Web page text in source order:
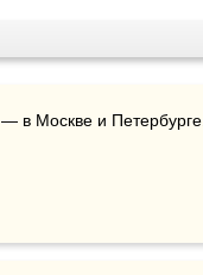
— в Москве и Петербурге.